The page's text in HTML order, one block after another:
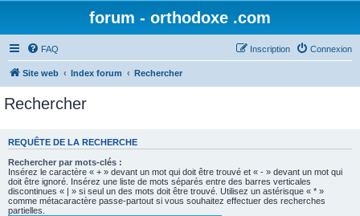
forum - orthodoxe .com
FAQ Connexion
Inscription
Site web Index forum Rechercher
Rechercher
REQUÊTE DE LA RECHERCHE
Rechercher par mots-clés :
Insérez le caractère « + » devant un mot qui doit être trouvé et « - » devant un mot qui
doit être ignoré. Insérez une liste de mots séparés entre des barres verticales
discontinues « | » si seul un des mots doit être trouvé. Utilisez un astérisque « * »
comme métacaractère passe-partout si vous souhaitez effectuer des recherches
partielles.